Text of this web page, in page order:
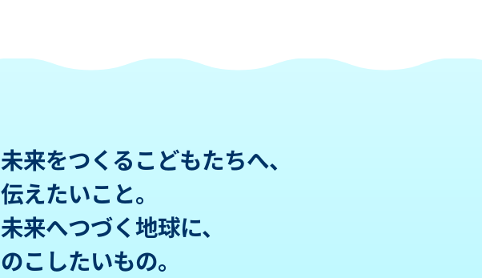
未来をつくるこどもたちへ、
伝えたいこと。
未来へつづく地球に、
のこしたいもの。